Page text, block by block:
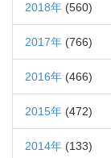
2018年 (560)
2017年 (766)
2016年 (466)
2015年 (472)
2014年 (133)